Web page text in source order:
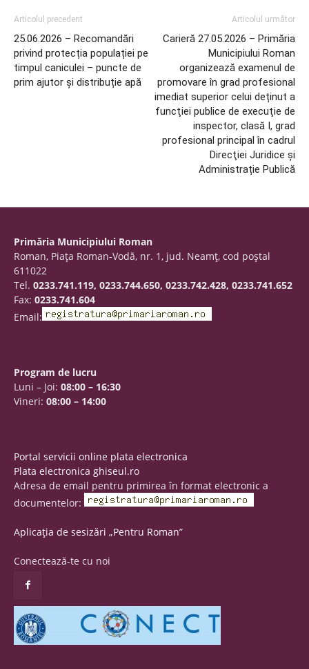
Articolul precedent
25.06.2026 – Recomandări
privind protecția populației pe
timpul caniculei – puncte de
prim ajutor și distribuție apă
Articolul următor
Carieră 27.05.2026 – Primăria
Municipiului Roman
organizează examenul de
promovare în grad profesional
imediat superior celui deținut a
funcţiei publice de execuţie de
inspector, clasă I, grad
profesional principal în cadrul
Direcţiei Juridice și
Administrație Publică
Primăria Municipiului Roman
Roman, Piaţa Roman-Vodă, nr. 1, jud. Neamţ, cod poştal
611022
Tel. 0233.741.119, 0233.744.650, 0233.742.428, 0233.741.652
Fax: 0233.741.604
Email:
Program de lucru
Luni – Joi: 08:00 – 16:30
Vineri: 08:00 – 14:00
Portal servicii online plata electronica
Plata electronica ghiseul.ro
Adresa de email pentru primirea în format electronic a
documentelor:
Aplicația de sesizări „Pentru Roman”
Conectează-te cu noi